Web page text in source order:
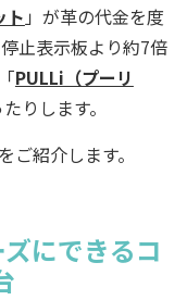
ト 」が革の代金を度
止表示板より約7倍
PULLi（プーリ
りします。
紹介します。
にできるコ